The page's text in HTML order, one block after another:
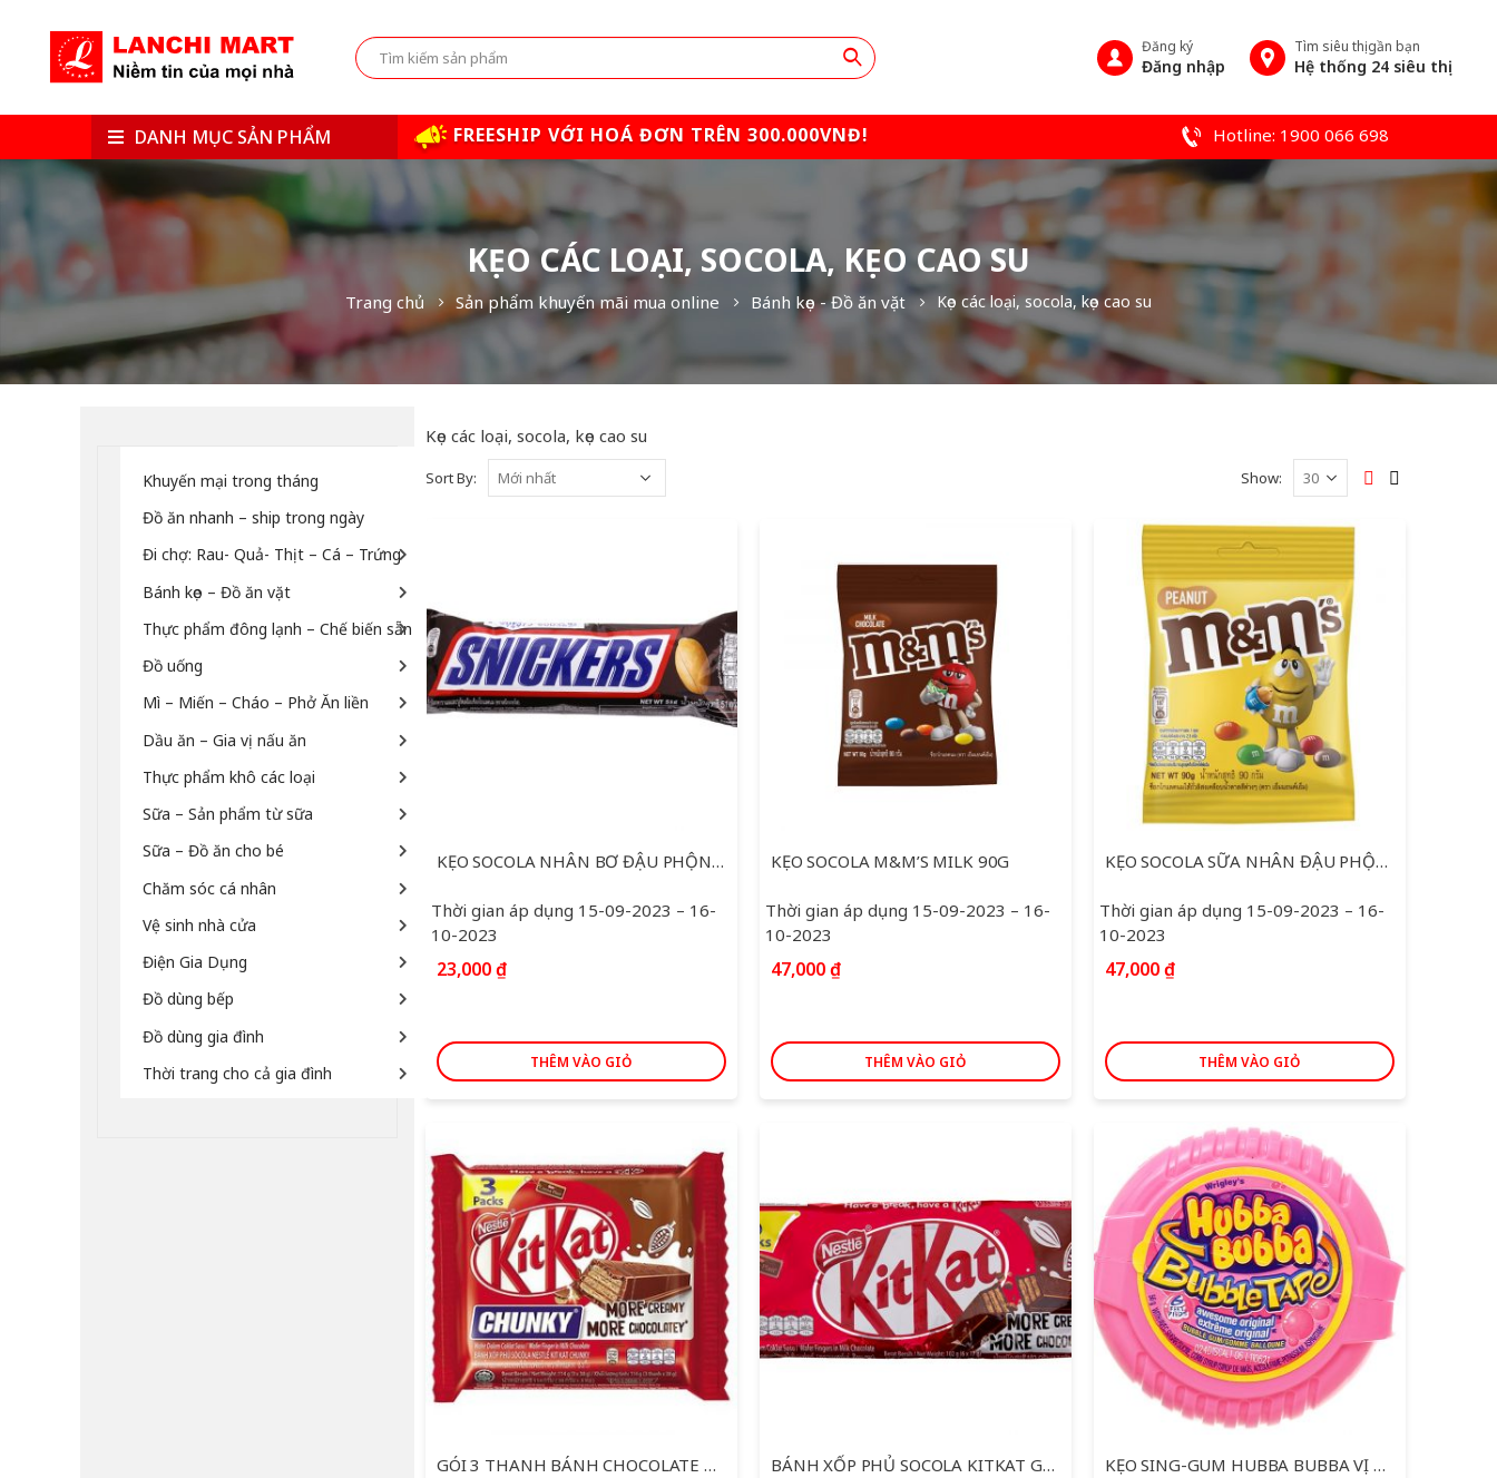
Đăng ký
Đăng nhập
Tìm siêu thị gần bạn
Hệ thống 24 siêu thị
DANH MỤC SẢN PHẨM FREESHIP VỚI HOÁ ĐƠN TRÊN 300.000VNĐ! Hotline: 1900 066 698
KẸO CÁC LOẠI, SOCOLA, KẸO CAO SU
Trang chủ Sản phẩm khuyến mãi mua online Bánh kẹo - Đồ ăn vặt Kẹo các loại, socola, kẹo cao su
Kẹo các loại, socola, kẹo cao su
Sort By: Show:
KẸO SOCOLA NHÂN BƠ ĐẬU PHỘNG SNICKERS THANH 51G
Thời gian áp dụng 15-09-2023 – 16-
10-2023
23,000₫
THÊM VÀO GIỎ
KẸO SOCOLA M&M’S MILK 90G
Thời gian áp dụng 15-09-2023 – 16-
10-2023
47,000₫
THÊM VÀO GIỎ
KẸO SOCOLA SỮA NHÂN ĐẬU PHỘNG M&M＇S GÓI 90G
Thời gian áp dụng 15-09-2023 – 16-
10-2023
47,000₫
THÊM VÀO GIỎ
GÓI 3 THANH BÁNH CHOCOLATE KITKAT CHUNKY 38G BÁNH XỐP PHỦ SOCOLA KITKAT GÓI 102G KẸO SING-GUM HUBBA BUBBA VỊ TRUYỀN THỐNG HỘP 56G
Khuyến mại trong tháng
Đồ ăn nhanh – ship trong ngày
Đi chợ: Rau- Quả- Thịt – Cá – Trứng
Bánh kẹo – Đồ ăn vặt
Thực phẩm đông lạnh – Chế biến sẵn
Đồ uống
Mì – Miến – Cháo – Phở Ăn liền
Dầu ăn – Gia vị nấu ăn
Thực phẩm khô các loại
Sữa – Sản phẩm từ sữa
Sữa – Đồ ăn cho bé
Chăm sóc cá nhân
Vệ sinh nhà cửa
Điện Gia Dụng
Đồ dùng bếp
Đồ dùng gia đình
Thời trang cho cả gia đình